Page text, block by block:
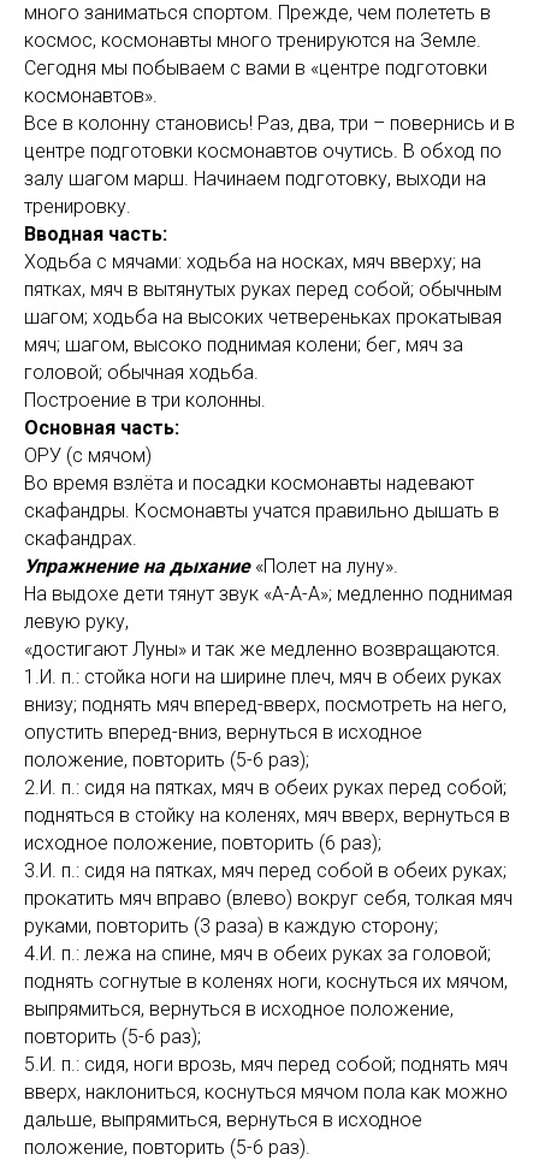
много заниматься спортом. Прежде, чем полететь в
космос, космонавты много тренируются на Земле.
Сегодня мы побываем с вами в «центре подготовки
космонавтов».
Все в колонну становись! Раз, два, три – повернись и в
центре подготовки космонавтов очутись. В обход по
залу шагом марш. Начинаем подготовку, выходи на
тренировку.
Вводная часть:
Ходьба с мячами: ходьба на носках, мяч вверху; на
пятках, мяч в вытянутых руках перед собой; обычным
шагом; ходьба на высоких четвереньках прокатывая
мяч; шагом, высоко поднимая колени; бег, мяч за
головой; обычная ходьба.
Построение в три колонны.
Основная часть:
ОРУ (с мячом)
Во время взлёта и посадки космонавты надевают
скафандры. Космонавты учатся правильно дышать в
скафандрах.
Упражнение на дыхание«Полет на луну».
На выдохе дети тянут звук «А-А-А»; медленно поднимая
левую руку,
«достигают Луны» и так же медленно возвращаются.
1.И. п.: стойка ноги на ширине плеч, мяч в обеих руках
внизу; поднять мяч вперед-вверх, посмотреть на него,
опустить вперед-вниз, вернуться в исходное
положение, повторить (5-6 раз);
2.И. п.: сидя на пятках, мяч в обеих руках перед собой;
подняться в стойку на коленях, мяч вверх, вернуться в
исходное положение, повторить (6 раз);
3.И. п.: сидя на пятках, мяч перед собой в обеих руках;
прокатить мяч вправо (влево) вокруг себя, толкая мяч
руками, повторить (3 раза) в каждую сторону;
4.И. п.: лежа на спине, мяч в обеих руках за головой;
поднять согнутые в коленях ноги, коснуться их мячом,
выпрямиться, вернуться в исходное положение,
повторить (5-6 раз);
5.И. п.: сидя, ноги врозь, мяч перед собой; поднять мяч
вверх, наклониться, коснуться мячом пола как можно
дальше, выпрямиться, вернуться в исходное
положение, повторить (5-6 раз).